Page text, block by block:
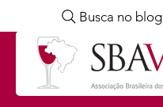
Busca no blog